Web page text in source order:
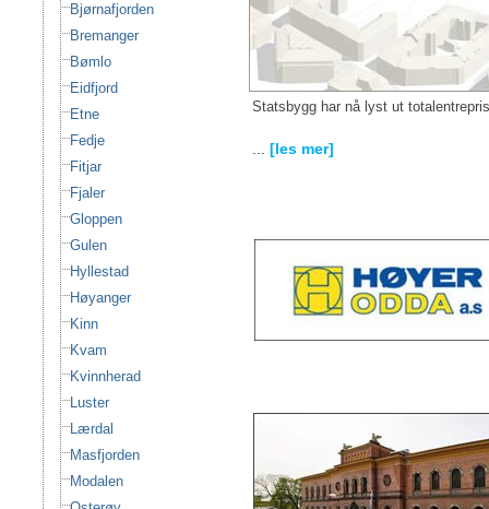
Bjørnafjorden
Bremanger
Bømlo
Eidfjord
Etne
Fedje
Fitjar
Fjaler
Gloppen
Gulen
Hyllestad
Høyanger
Kinn
Kvam
Kvinnherad
Luster
Lærdal
Masfjorden
Modalen
Statsbygg har nå lyst ut
[les mer]